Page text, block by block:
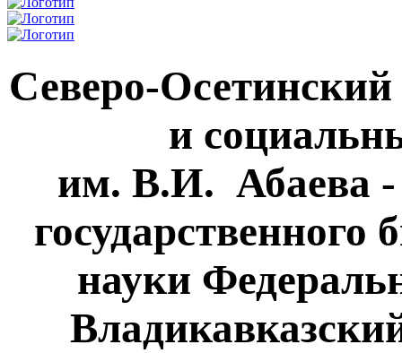
Северо-
и
им. В.И. Абаева -
науки